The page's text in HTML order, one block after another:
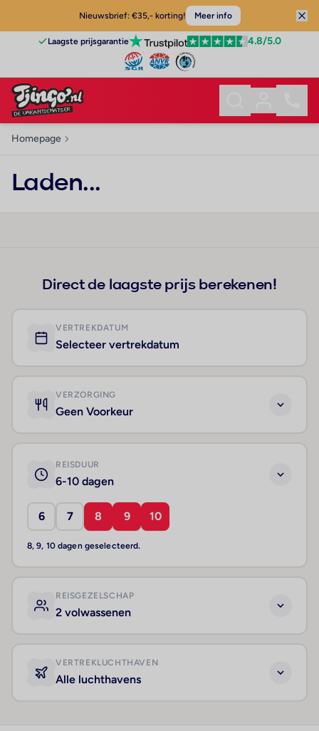
Nieuwsbrief: €35,- korting! Meer info
Laagste prijsgarantie 4.8/5.0
Homepage
Laden...
Direct de laagste prijs berekenen!
VERTREKDATUM
Selecteer vertrekdatum
VERZORGING
Geen Voorkeur
REISDUUR
6-10 dagen
6 7 8 9 10
8, 9, 10 dagen geselecteerd.
REISGEZELSCHAP
2 volwassenen
VERTREKLUCHTHAVEN
Alle luchthavens